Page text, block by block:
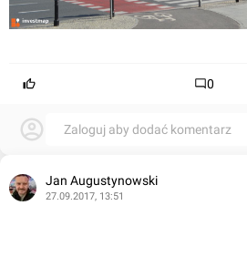
0
Zaloguj aby dodać komentarz
Jan Augustynowski
27.09.2017, 13:51